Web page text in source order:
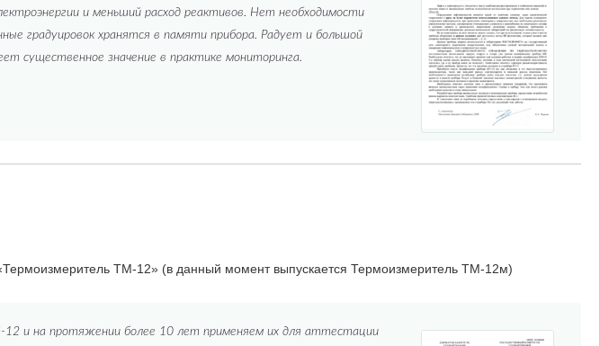
и меньший расход реактивов. Нет необходимости
градуировок хранятся в памяти прибора. Радует и большой
существенное значение в практике мониторинга.
ТМ-12» (в данный момент выпускается Термоизмеритель ТМ-12м)
и на протяжении более 10 лет применяем их для аттестации